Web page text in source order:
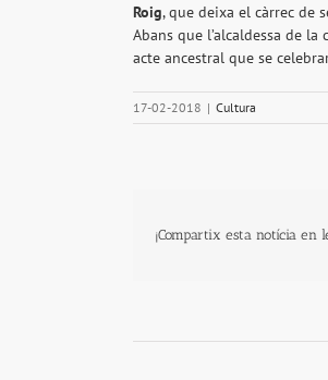
Roig, que deixa el càrrec de
Abans que l’alcaldessa de
acte ancestral que se
17-02-2018 | Cultura
¡Compartix esta notícia en